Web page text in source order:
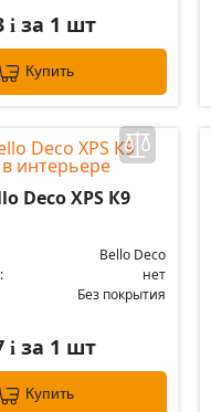
iза 1 шт
Купить
Deco XPS К9
Bello Deco
нет
Без покрытия
iза 1 шт
Купить